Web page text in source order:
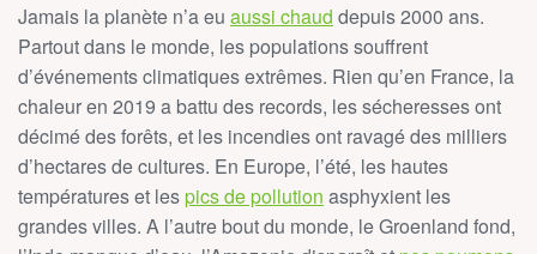
Jamais la planète n’a eu aussi chaud depuis 2000 ans.
Partout dans le monde, les populations souffrent
d’événements climatiques extrêmes. Rien qu’en France, la
chaleur en 2019 a battu des records, les sécheresses ont
décimé des forêts, et les incendies ont ravagé des milliers
d’hectares de cultures. En Europe, l’été, les hautes
températures et lespics de pollution asphyxient les
grandes villes. A l’autre bout du monde, le Groenland fond,